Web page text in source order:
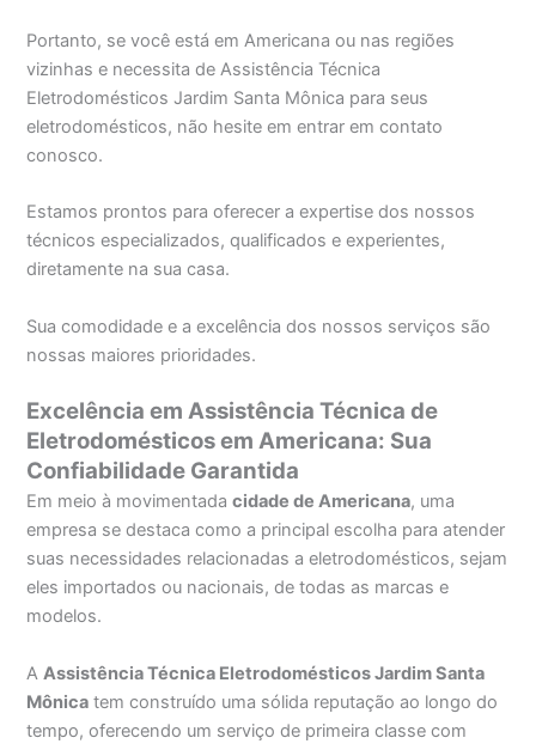
Portanto, se você está em Americana ou nas regiões
vizinhas e necessita de Assistência Técnica
Eletrodomésticos Jardim Santa Mônica para seus
eletrodomésticos, não hesite em entrar em contato
conosco.
Estamos prontos para oferecer a expertise dos nossos
técnicos especializados, qualificados e experientes,
diretamente na sua casa.
Sua comodidade e a excelência dos nossos serviços são
nossas maiores prioridades.
Excelência em Assistência Técnica de
Eletrodomésticos em Americana: Sua
Confiabilidade Garantida
Em meio à movimentadacidade de Americana, uma
empresa se destaca como a principal escolha para atender
suas necessidades relacionadas a eletrodomésticos, sejam
eles importados ou nacionais, de todas as marcas e
modelos.
A Assistência Técnica Eletrodomésticos Jardim Santa
Mônica tem construído uma sólida reputação ao longo do
tempo, oferecendo um serviço de primeira classe com